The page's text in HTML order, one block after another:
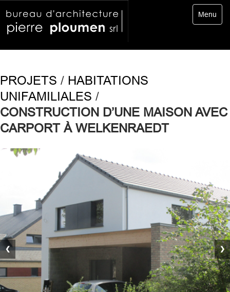
Toggle
Menu
PROJETS / HABITATIONS
UNIFAMILIALES /
CONSTRUCTION D’UNE MAISON AVEC
CARPORT À WELKENRAEDT
❮ ❯